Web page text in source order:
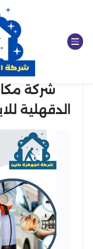
شركة
الدقهلية للايجار